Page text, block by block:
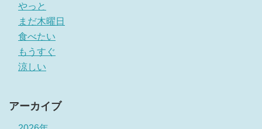
やっと
まだ木曜日
食べたい
もうすぐ
涼しい
アーカイブ